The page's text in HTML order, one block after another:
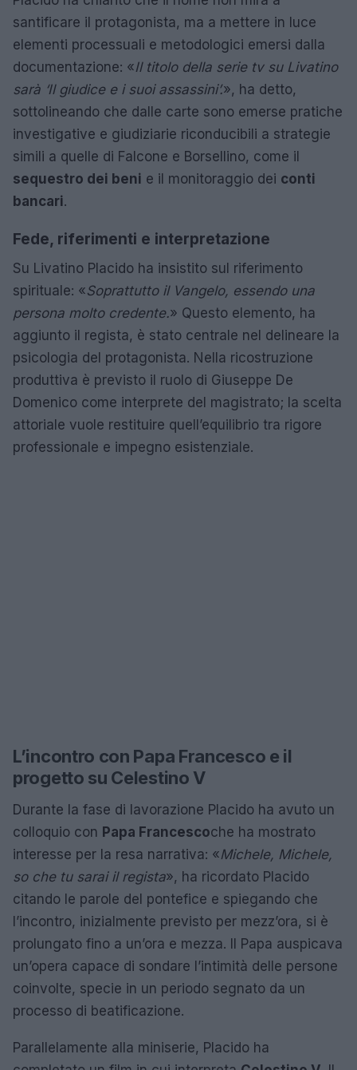
santificare il protagonista, ma a mettere in luce
elementi processuali e metodologici emersi dalla
documentazione: «Il titolo della serie tv su Livatino
sarà ‘Il giudice e i suoi assassini’.», ha detto,
sottolineando che dalle carte sono emerse pratiche
investigative e giudiziarie riconducibili a strategie
simili a quelle di Falcone e Borsellino, come il
sequestro dei beni e il monitoraggio dei conti
bancari.
Fede, riferimenti e interpretazione
Su Livatino Placido ha insistito sul riferimento
spirituale: «Soprattutto il Vangelo, essendo una
persona molto credente.» Questo elemento, ha
aggiunto il regista, è stato centrale nel delineare la
psicologia del protagonista. Nella ricostruzione
produttiva è previsto il ruolo di Giuseppe De
Domenico come interprete del magistrato; la scelta
attoriale vuole restituire quell’equilibrio tra rigore
professionale e impegno esistenziale.
L’incontro con Papa Francesco e il
progetto su Celestino V
Durante la fase di lavorazione Placido ha avuto un
colloquio con Papa Francescoche ha mostrato
interesse per la resa narrativa: «Michele, Michele,
so che tu sarai il regista», ha ricordato Placido
citando le parole del pontefice e spiegando che
l’incontro, inizialmente previsto per mezz’ora, si è
prolungato fino a un’ora e mezza. Il Papa auspicava
un’opera capace di sondare l’intimità delle persone
coinvolte, specie in un periodo segnato da un
processo di beatificazione.
Parallelamente alla miniserie, Placido ha